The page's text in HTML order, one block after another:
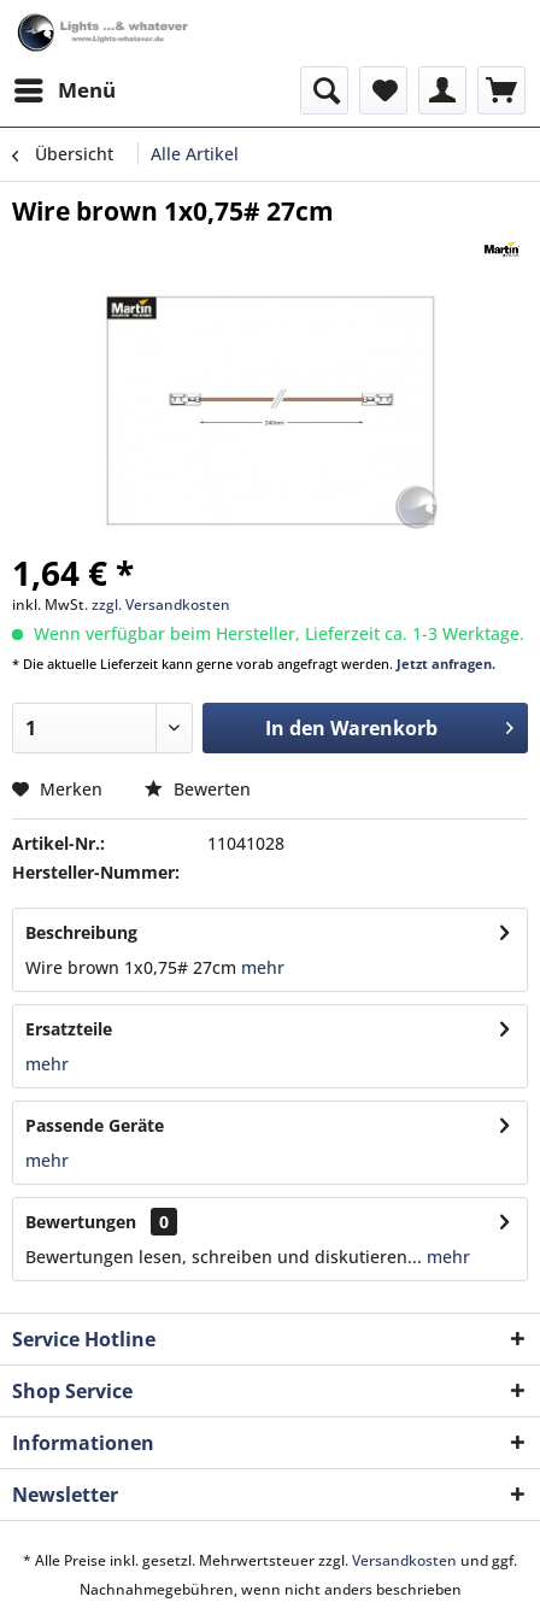
Menü
Übersicht Alle Artikel
Wire brown 1x0,75# 27cm
1,64 € *
inkl. MwSt.zzgl. Versandkosten
Wenn verfügbar beim Hersteller, Lieferzeit ca. 1-3 Werktage.
* Die aktuelle Lieferzeit kann gerne vorab angefragt werden. Jetzt anfragen.
In den Warenkorb
Merken Bewerten
Artikel-Nr.:
11041028
Hersteller-Nummer:
Beschreibung
Wire brown 1x0,75# 27cm mehr
Ersatzteile
mehr
Passende Geräte
mehr
Bewertungen
0
Bewertungen lesen, schreiben und diskutieren... mehr
Service Hotline
Shop Service
Informationen
Newsletter
* Alle Preise inkl. gesetzl. Mehrwertsteuer zzgl.Versandkosten und ggf.
Nachnahmegebühren, wenn nicht anders beschrieben